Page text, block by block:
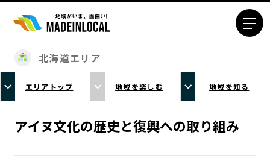
エリアから探す
北海道エリア
青森エリア
岩手エリア
宮城エリア
秋田エリア
山形エリア
福島エリア
茨城エリア
北海道エリア
エリアトップ 地域を楽しむ 地域を知る
アイヌ文化の歴史と復興への取り組み